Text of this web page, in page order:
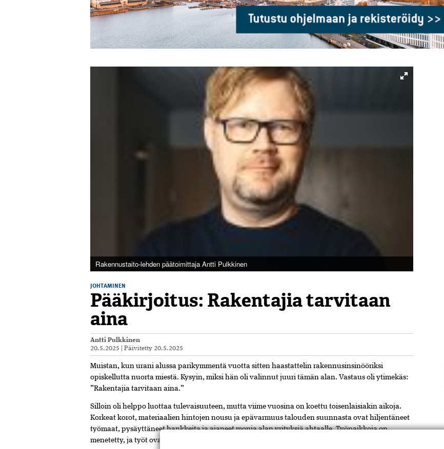
Rakennustaito-lehden päätoimittaja Antti Pulkkinen
JOHTAMINEN
Pääkirjoitus: Rakentajia tarvitaan
aina
Antti Pulkkinen
20.5.2025
|Päivitetty 20.5.2025
Muistan,kunuranialussaparikymmentävuottasittenhaastattelinrakennusinsinööriksi
opiskelluttanuortamiestä.Kysyin,miksihänolivalinnutjuuritämänalan.Vastausoliytimekäs:
”Rakentajiatarvitaanaina.”
Silloinolihelppoluottaatulevaisuuteen,muttaviimevuosinaonkoettutoisenlaisiakinaikoja.
Korkeatkorot,materiaalienhintojennousujaepävarmuustaloudensuunnastaovathiljentäneet
työmaat,pysäyttäneethankkeitajaajaneetmoniaalanyrityksiäahtaalle.Työpaikkojaon
menetetty,jatyötovat